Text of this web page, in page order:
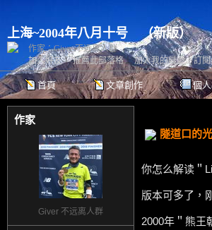
上海~2004年八月十号 （新版）
首頁 文章創作 個
加入好友｜推薦此部落格｜加入我的最愛｜訂
作家：Giver 不远离人群
作家
Giver 不远离人群
隧道口的
你怎么解读＂
版本可多了，
2000年＂熊王